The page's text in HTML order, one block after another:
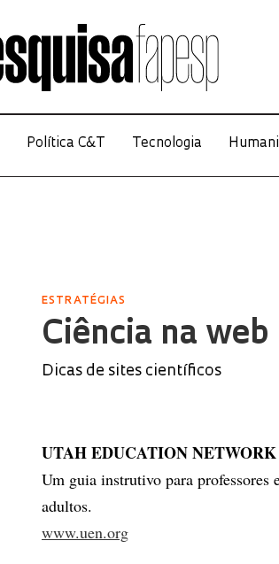
Política C&T Tecnologia
ESTRATÉGIAS
Ciência na web
Dicas de sites científicos
UTAH EDUCATION NETWORK
Um guia instrutivo para professores
adultos.
www.uen.org